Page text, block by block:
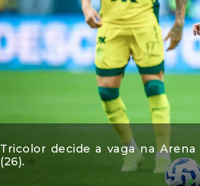
Tricolor decide a vaga na
(26).